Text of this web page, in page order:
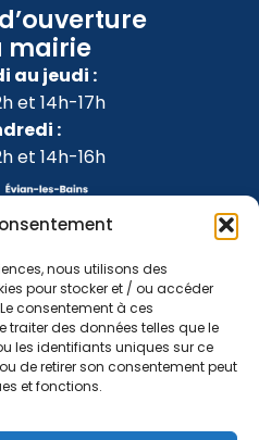
nous utilisons des
pour stocker et / ou accéder
consentement à ces
des données telles que le
les identifiants uniques sur ce
de retirer son consentement peut
et fonctions.
mairie
au jeudi :
et 14h-17h
:
et 14h-16h